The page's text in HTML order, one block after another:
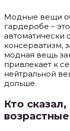
Модные вещи
гардеробе –
автоматически
консерватизм,
модная вещь
привлекает к
нейтральной
дольше.
Кто